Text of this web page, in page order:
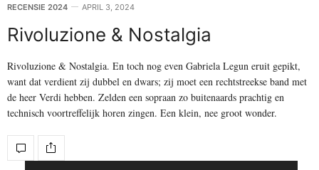
RECENSIE 2024 APRIL 3, 2024
Rivoluzione & Nostalgia
Rivoluzione & Nostalgia. En toch nog even Gabriela Legun eruit gepikt,
want dat verdient zij dubbel en dwars; zij moet een rechtstreekse band met
de heer Verdi hebben. Zelden een sopraan zo buitenaards prachtig en
technisch voortreffelijk horen zingen. Een klein, nee groot wonder.